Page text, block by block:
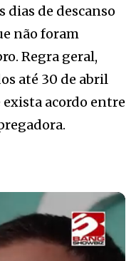
dias de descanso
não foram
Regra geral,
até 30 de abril
acordo entre